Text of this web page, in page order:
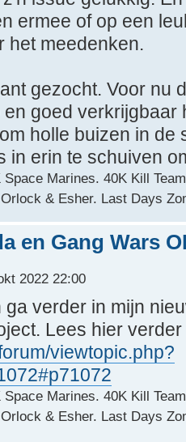
ermee of op een
het meedenken.
gezocht. Voor nu
goed verkrijgbaar
holle buizen in
in erin te schuiven
Space Marines. 40K Kill
& Esher. Last Days
en Gang Wars
2022 22:00
ga verder in mijn
Lees hier verder
viewtopic.php?
Space Marines. 40K Kill
& Esher. Last Days